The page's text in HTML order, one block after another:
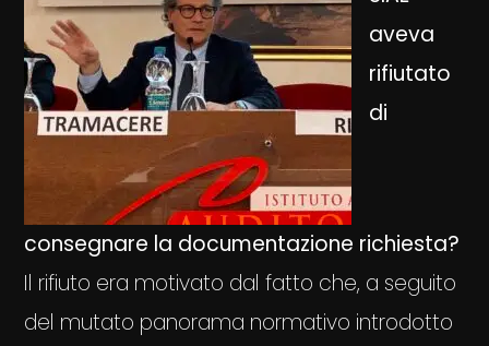
aveva
rifiutato
di
consegnare la documentazione richiesta?
Il rifiuto era motivato dal fatto che, a seguito
del mutato panorama normativo introdotto